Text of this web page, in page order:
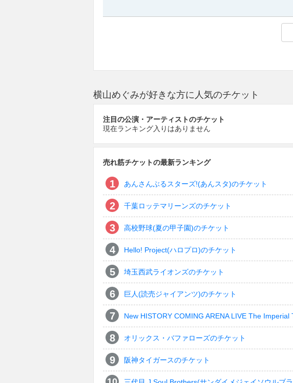
横山めぐみが好きな方に人気のチケット
注目の公演・アーティストのチケット
現在ランキング入りはありません
売れ筋チケットの最新ランキング
あんさんぶるスターズ!(あんスタ)のチケット
千葉ロッテマリーンズのチケット
高校野球(夏の甲子園)のチケット
Hello! Project(ハロプロ)のチケット
埼玉西武ライオンズのチケット
巨人(読売ジャイアンツ)のチケット
New HISTORY COMING ARENA LIVE The
オリックス・バファローズのチケット
阪神タイガースのチケット